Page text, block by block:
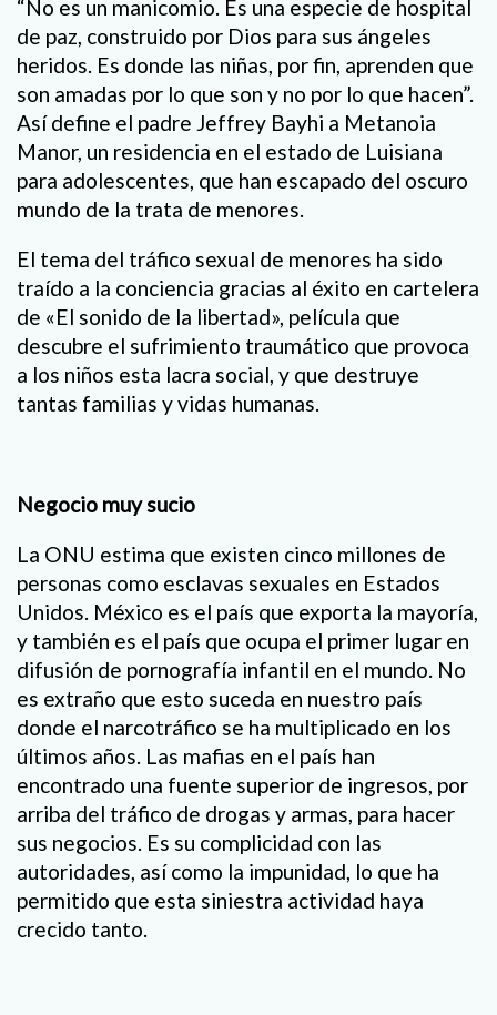
“No es un manicomio. Es una especie de hospital
de paz, construido por Dios para sus ángeles
heridos. Es donde las niñas, por fin, aprenden que
son amadas por lo que son y no por lo que hacen”.
Así define el padre Jeffrey Bayhi a Metanoia
Manor, un residencia en el estado de Luisiana
para adolescentes, que han escapado del oscuro
mundo de la trata de menores.
El tema del tráfico sexual de menores ha sido
traído a la conciencia gracias al éxito en cartelera
de «El sonido de la libertad», película que
descubre el sufrimiento traumático que provoca
a los niños esta lacra social, y que destruye
tantas familias y vidas humanas.
Negocio muy sucio
La ONU estima que existen cinco millones de
personas como esclavas sexuales en Estados
Unidos. México es el país que exporta la mayoría,
y también es el país que ocupa el primer lugar en
difusión de pornografía infantil en el mundo. No
es extraño que esto suceda en nuestro país
donde el narcotráfico se ha multiplicado en los
últimos años. Las mafias en el país han
encontrado una fuente superior de ingresos, por
arriba del tráfico de drogas y armas, para hacer
sus negocios. Es su complicidad con las
autoridades, así como la impunidad, lo que ha
permitido que esta siniestra actividad haya
crecido tanto.